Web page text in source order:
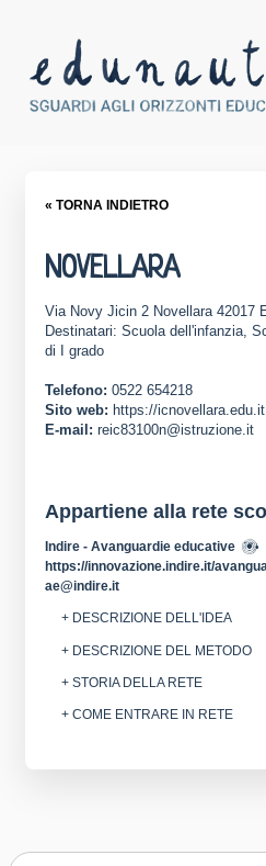
« TORNA INDIETRO
NOVELLARA
Via Novy Jicin 2 Novellara 42017
Destinatari: Scuola dell'infanzia,
di I grado
Telefono: 0522 654218
Sito web: https://icnovellara.edu.it
E-mail: reic83100n@istruzione.it
Appartiene alla rete
Indire - Avanguardie educative
https://innovazione.indire.it/
ae@indire.it
+ DESCRIZIONE DELL'IDEA
+ DESCRIZIONE DEL METODO
+ STORIA DELLA RETE
+ COME ENTRARE IN RETE